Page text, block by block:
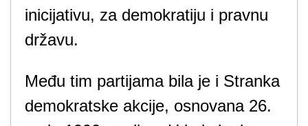
inicijativu, za demokratiju i pravnu
državu.
Među tim partijama bila je i Stranka
demokratske akcije, osnovana 26.